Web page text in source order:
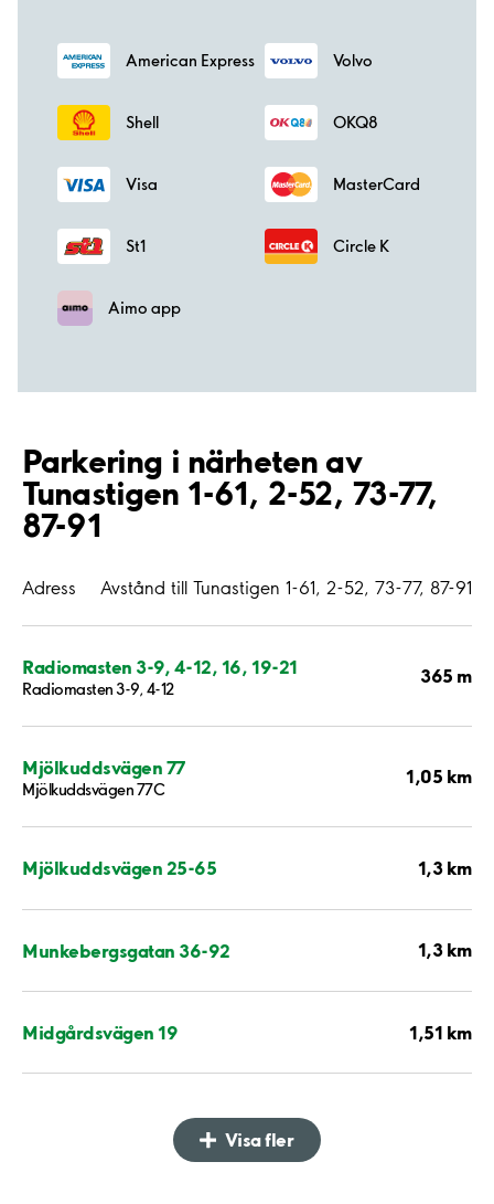
American Express Volvo
Shell OKQ8
Visa MasterCard
St1 Circle K
Aimo app
Parkering i närheten av
Tunastigen 1-61, 2-52, 73-77,
87-91
Adress Avstånd till Tunastigen 1-61, 2-52, 73-77, 87-91
Radiomasten 3-9, 4-12, 16, 19-21
Radiomasten 3-9, 4-12
365 m
Mjölkuddsvägen 77
Mjölkuddsvägen 77C
1,05 km
Mjölkuddsvägen 25-65 1,3 km
Munkebergsgatan 36-92 1,3 km
Midgårdsvägen 19 1,51 km
Visa fler